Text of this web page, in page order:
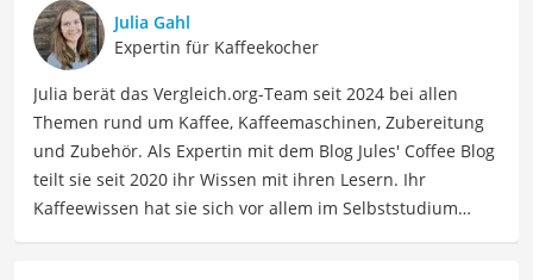
Julia Gahl
Expertin für Kaffeekocher
Julia berät das Vergleich.org-Team seit 2024 bei allen
Themen rund um Kaffee, Kaffeemaschinen, Zubereitung
und Zubehör. Als Expertin mit dem Blog Jules' Coffee Blog
teilt sie seit 2020 ihr Wissen mit ihren Lesern. Ihr
Kaffeewissen hat sie sich vor allem im Selbststudium